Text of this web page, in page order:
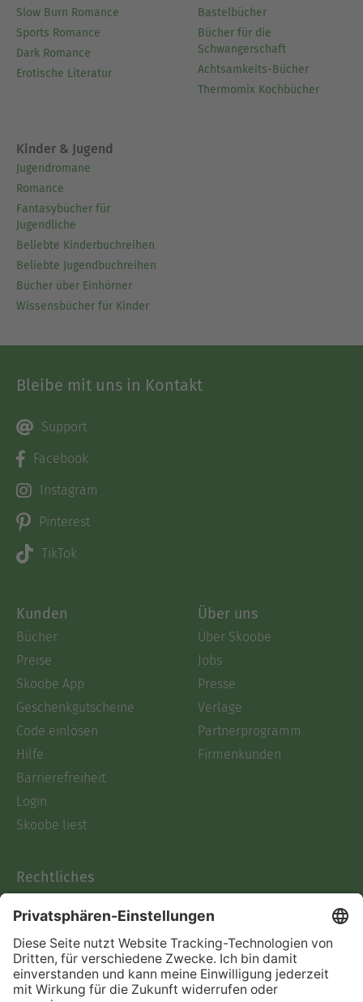
Slow Burn Romance
Sports Romance
Dark Romance
Erotische Literatur
Bastelbücher
Bücher für die
Schwangerschaft
Achtsamkeits-Bücher
Thermomix Kochbücher
Kinder & Jugend
Jugendromane
Romance
Fantasybücher für
Jugendliche
Beliebte Kinderbuchreihen
Beliebte Jugendbuchreihen
Bücher über Einhörner
Wissensbücher für Kinder
Bleibe mit uns in Kontakt
Support
Facebook
Instagram
Pinterest
TikTok
Kunden
Bücher
Preise
Skoobe App
Geschenkgutscheine
Code einlösen
Hilfe
Barrierefreiheit
Login
Skoobe liest
Über uns
Über Skoobe
Jobs
Presse
Verlage
Partnerprogramm
Firmenkunden
Rechtliches
AGB
Informationen nach Data
Act
Verträge hier kündigen